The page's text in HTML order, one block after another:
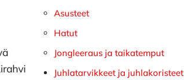
sivupalkki
Asusteet
Hatut
Jongleeraus ja taikatemput
Juhlatarvikkeet ja juhlakoristeet